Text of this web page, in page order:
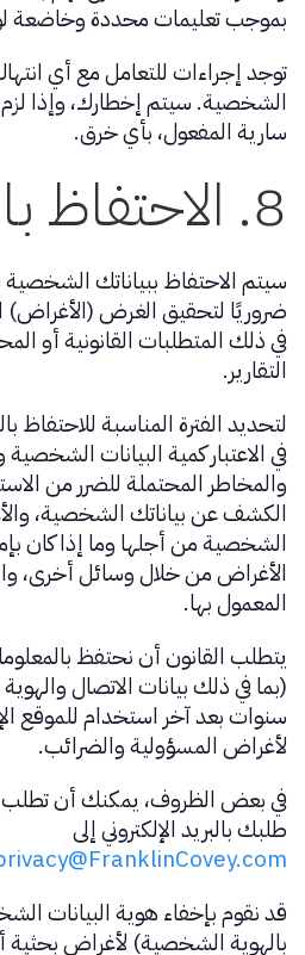
بموجب تعليمات محددة وخاضعة
توجد إجراءات للتعامل مع أي
الشخصية. سيتم إخطارك، وإذا لزم
سارية المفعول، بأي خرق.
8. الاحتفاظ بالبيانات
سيتم الاحتفاظ ببياناتك
ضروريًا لتحقيق الغرض (الأغراض)
في ذلك المتطلبات القانونية أو
التقارير.
لتحديد الفترة المناسبة للاحتفاظ
في الاعتبار كمية البيانات
والمخاطر المحتملة للضرر من
الكشف عن بياناتك الشخصية،
الشخصية من أجلها وما إذا كان
الأغراض من خلال وسائل أخرى،
المعمول بها.
يتطلب القانون أن نحتفظ
(بما في ذلك بيانات الاتصال
سنوات بعد آخر استخدام للموقع
لأغراض المسؤولية والضرائب.
في بعض الظروف، يمكنك أن تطلب
طلبك بالبريد الإلكتروني إلى
قد نقوم بإخفاء هوية البيانات
بالهوية الشخصية) لأغراض بحثية